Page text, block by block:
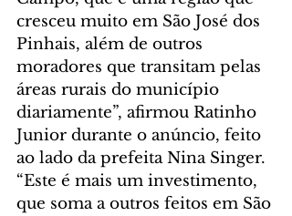
cresceu muito em São José dos
Pinhais, além de outros
moradores que transitam pelas
áreas rurais do município
diariamente”, afirmou Ratinho
Junior durante o anúncio, feito
ao lado da prefeita Nina Singer.
“Este é mais um investimento,
que soma a outros feitos em São